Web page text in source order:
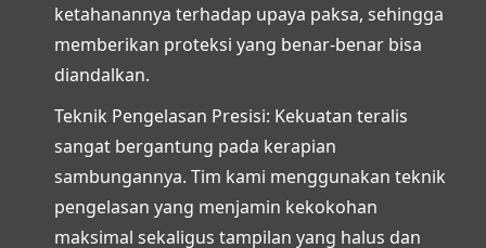
ketahanannya terhadap upaya paksa, sehingga
memberikan proteksi yang benar-benar bisa
diandalkan.
Teknik Pengelasan Presisi: Kekuatan teralis
sangat bergantung pada kerapian
sambungannya. Tim kami menggunakan teknik
pengelasan yang menjamin kekokohan
maksimal sekaligus tampilan yang halus dan